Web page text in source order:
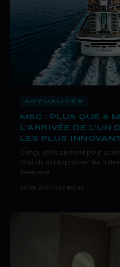
ACTUALITÉS
MSC : PLUS QUE 6
L’ARRIVÉE DE L’UN
LES PLUS
Conçu spécialement pour
chauds et rapprocher les hôtes
Seashore…
23 Fév 2021 10 de lecture